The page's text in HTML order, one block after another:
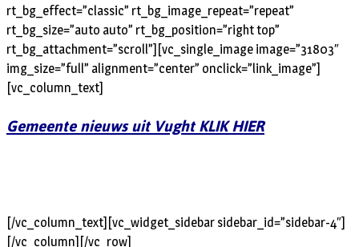
rt_bg_effect=”classic” rt_bg_image_repeat=”repeat”
rt_bg_size=”auto auto” rt_bg_position=”right top”
rt_bg_attachment=”scroll”][vc_single_image image=”31803″
img_size=”full” alignment=”center” onclick=”link_image”]
[vc_column_text]
Gemeente nieuws uit Vught KLIK HIER
[/vc_column_text][vc_widget_sidebar sidebar_id=”sidebar-4″]
[/vc_column][/vc_row]